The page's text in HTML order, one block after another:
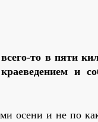
то в пяти
и
осени и не по